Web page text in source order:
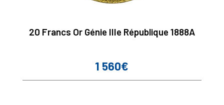
20 Francs Or Génie IIIe République 1888A
Prix
1 560€